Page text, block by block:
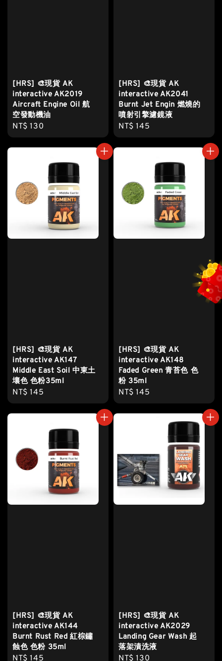
[HRS] 🎨現貨 AK
interactive AK2019
Aircraft Engine Oil 航
空發動機油
Regular
price
NT$ 130
[HRS] 🎨現貨 AK
interactive AK2041
Burnt Jet Engin 燃燒的
噴射引擎濾鏡液
Regular
price
NT$ 145
[HRS] 🎨現貨 AK
interactive AK147
Middle East Soil 中東土
壤色 色粉35ml
Regular
price
NT$ 145
[HRS] 🎨現貨 AK
interactive AK148
Faded Green 青苔色 色
粉 35ml
Regular
price
NT$ 145
[HRS] 🎨現貨 AK
interactive AK144
Burnt Rust Red 紅棕鏽
蝕色 色粉 35ml
Regular
NT$ 145
[HRS] 🎨現貨 AK
interactive AK2029
Landing Gear Wash 起
落架漬洗液
Regular
NT$ 130